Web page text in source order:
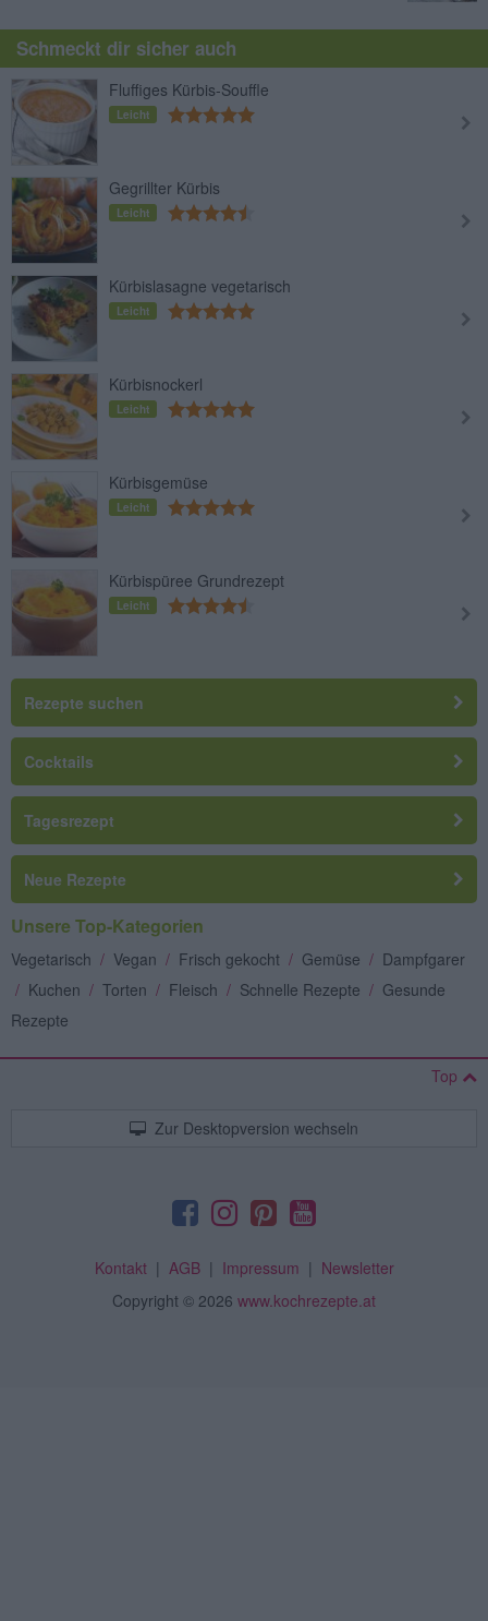
Schmeckt dir sicher auch
Fluffiges Kürbis-Souffle
Leicht
Gegrillter Kürbis
Leicht
Kürbislasagne vegetarisch
Leicht
Kürbisnockerl
Leicht
Kürbisgemüse
Leicht
Kürbispüree Grundrezept
Leicht
Rezepte suchen
Cocktails
Tagesrezept
Neue Rezepte
Unsere Top-Kategorien
Vegetarisch / Vegan / Frisch gekocht / Gemüse / Dampfgarer
/ Kuchen / Torten / Fleisch / Schnelle Rezepte / Gesunde
Rezepte
Top
Zur Desktopversion wechseln
Kontakt| AGB| Impressum | Newsletter
Copyright © 2026 www.kochrezepte.at